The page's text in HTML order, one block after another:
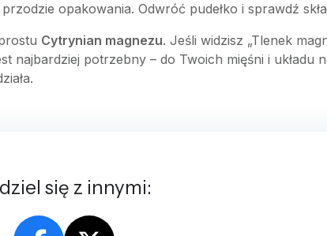
opakowania. Odwróć pudełko i sprawdź
Cytrynian magnezu. Jeśli widzisz „Tlenek
najbardziej potrzebny – do Twoich mięśni i układu
się z innymi: